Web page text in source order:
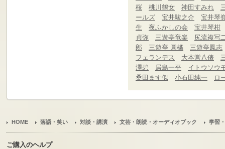
桜
桃川鶴女 神田すみれ
ールズ
宝井駿之介
宝井琴
生
夜ふかしの会
宝井琴柑
貞弥
三遊亭竜楽
尻流複写
郎
三遊亭 圓橘
三遊亭鳳志
フェランデス
大本営八俵
澤碧
居島一平
イトウソウ
桑田ます似
小石田純一 ロ
HOME 落語・笑い 対談・講演 文芸・朗読・オーディオブック 学習
ご購入のヘルプ